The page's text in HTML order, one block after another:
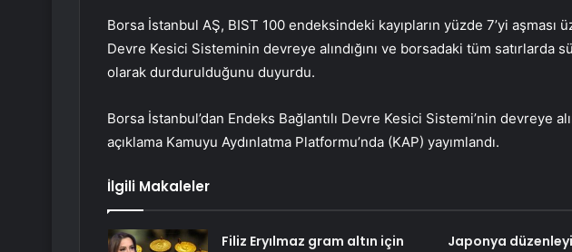
Borsa İstanbul AŞ, BIST 100 endeksindeki kayıpların yüzde 7’yi aşması
Devre Kesici Sisteminin devreye alındığını ve borsadaki tüm satırlarda
olarak durdurulduğunu duyurdu.
Borsa İstanbul’dan Endeks Bağlantılı Devre Kesici Sistemi’nin devreye
açıklama Kamuyu Aydınlatma Platformu’nda (KAP) yayımlandı.
İlgili Makaleler
Filiz Eryılmaz gram altın için
Japonya